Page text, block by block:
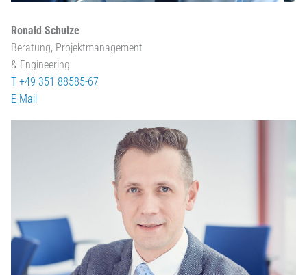
Ronald Schulze
Beratung, Projektmanagement
& Engineering
T +49 351 88585-67
E-Mail